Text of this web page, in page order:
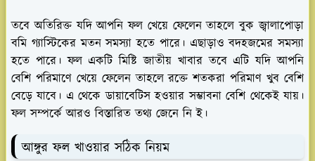
তবে অতিরিক্ত যদি আপনি ফল খেয়ে ফেলেন তাহলে বুক জ্বালাপোড়া
বমি গ্যাস্টিকের মতন সমস্যা হতে পারে। এছাড়াও বদহজমের সমস্যা
হতে পারে। ফল একটি মিষ্টি জাতীয় খাবার তবে এটি যদি আপনি
বেশি পরিমাণে খেয়ে ফেলেন তাহলে রক্তে শতকরা পরিমাণ খুব বেশি
বেড়ে যাবে। এ থেকে ডায়াবেটিস হওয়ার সম্ভাবনা বেশি থেকেই যায়।
ফল সম্পর্কে আরও বিস্তারিত তথ্য জেনে নি ই।
আঙ্গুর ফল খাওয়ার সঠিক নিয়ম